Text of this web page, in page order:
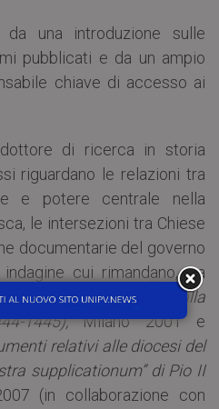
da una introduzione sulle
pubblicati e da un ampio
chiave di accesso ai
di ricerca in storia
riguardano le relazioni tra
e potere centrale nella
le intersezioni tra Chiese
documentarie del governo
cui rimandano, tra
di Gerardo Landriani alla
1445),Milano 2001 e
relativi alle diocesi del
supplicationum” di Pio II
(in collaborazione con